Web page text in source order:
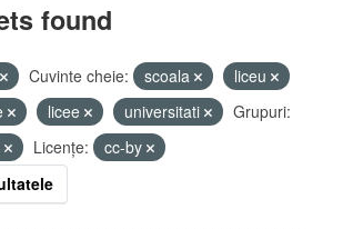
found
Cuvinte cheie: scoala
liceu
licee universitati
Grupuri:
Licenţe:
cc-by